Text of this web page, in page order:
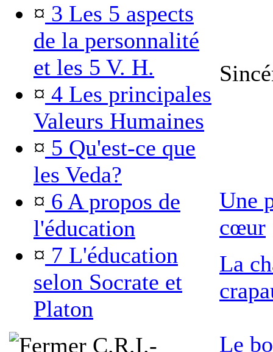
¤ 3 Les 5 aspects
de la personnalité
et les 5 V. H.
¤ 4 Les principales
Valeurs Humaines
¤ 5 Qu'est-ce que
les Veda?
¤ 6 A propos de
l'éducation
¤ 7 L'éducation
selon Socrate et
Platon
C.R.I.-
Une
cœur
La
Le